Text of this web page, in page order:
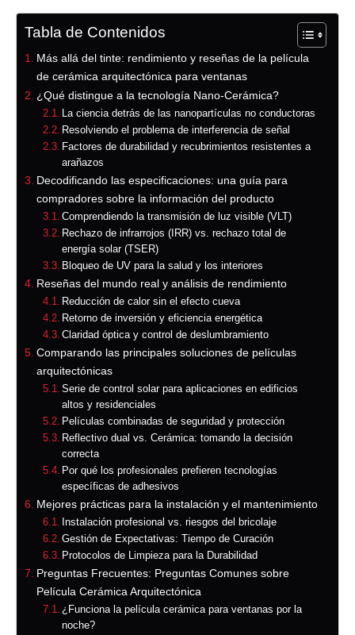
Tabla de Contenidos
Más allá del tinte: rendimiento y reseñas de la película
de cerámica arquitectónica para ventanas
¿Qué distingue a la tecnología Nano-Cerámica?
La ciencia detrás de las nanopartículas no conductoras
Resolviendo el problema de interferencia de señal
Factores de durabilidad y recubrimientos resistentes a
arañazos
Decodificando las especificaciones: una guía para
compradores sobre la información del producto
Comprendiendo la transmisión de luz visible (VLT)
Rechazo de infrarrojos (IRR) vs. rechazo total de
energía solar (TSER)
Bloqueo de UV para la salud y los interiores
Reseñas del mundo real y análisis de rendimiento
Reducción de calor sin el efecto cueva
Retorno de inversión y eficiencia energética
Claridad óptica y control de deslumbramiento
Comparando las principales soluciones de películas
arquitectónicas
Serie de control solar para aplicaciones en edificios
altos y residenciales
Películas combinadas de seguridad y protección
Reflectivo dual vs. Cerámica: tomando la decisión
correcta
Por qué los profesionales prefieren tecnologías
específicas de adhesivos
Mejores prácticas para la instalación y el mantenimiento
Instalación profesional vs. riesgos del bricolaje
Gestión de Expectativas: Tiempo de Curación
Protocolos de Limpieza para la Durabilidad
Preguntas Frecuentes: Preguntas Comunes sobre
Película Cerámica Arquitectónica
¿Funciona la película cerámica para ventanas por la
noche?